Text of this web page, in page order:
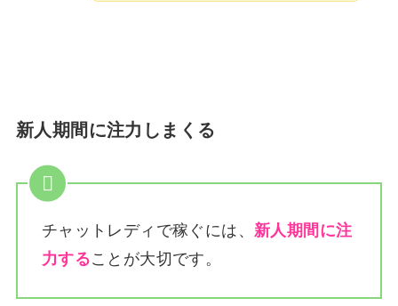
新人期間に注力しまくる
チャットレディで稼ぐには、新人期間に注
力することが大切です。